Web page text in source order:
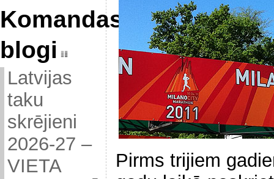
Komandas
blogi
Latvijas
taku
skrējieni
2026-27 –
VIETA
Pirms trijiem